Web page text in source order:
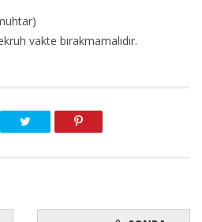
vakte bırakmamalıdır.